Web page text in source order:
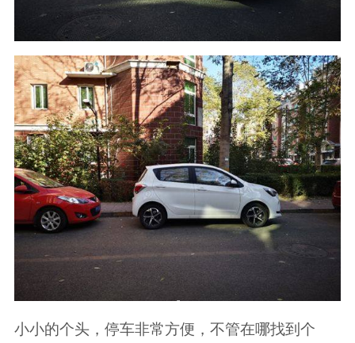
小小的个头，停车非常方便，不管在哪找到个